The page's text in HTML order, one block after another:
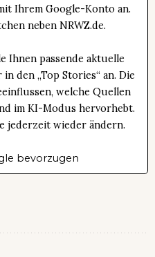
Ihrem Google-Konto an.
neben NRWZ.de.
Ihnen passende aktuelle
den „Top Stories“ an. Die
welche Quellen
im KI-Modus hervorhebt.
jederzeit wieder ändern.
bevorzugen